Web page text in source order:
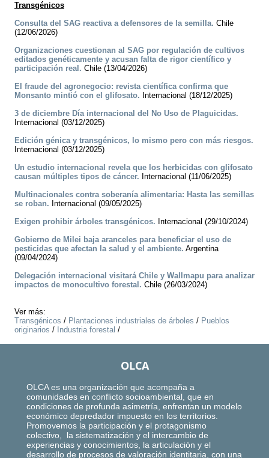
Transgénicos
Consulta del SAG reactiva a defensores de la semilla. Chile
(12/06/2026)
Organizaciones cuestionan al SAG por regulación de cultivos
editados genéticamente y acusan falta de rigor científico y
participación real. Chile (13/04/2026)
El fraude del agronegocio: revista científica confirma que
Monsanto mintió con el glifosato. Internacional (18/12/2025)
3 de diciembre Día internacional del No Uso de Plaguicidas.
Internacional (03/12/2025)
Edición génica y transgénicos, lo mismo pero con más riesgos.
Internacional (03/12/2025)
Un estudio internacional revela que los herbicidas con glifosato
causan múltiples tipos de cáncer. Internacional (11/06/2025)
Multinacionales contra soberanía alimentaria: Hasta las semillas
se roban. Internacional (09/05/2025)
Exigen prohibir árboles transgénicos. Internacional (29/10/2024)
Gobierno de Milei baja aranceles para beneficiar el uso de
pesticidas que afectan la salud y el ambiente. Argentina
(09/04/2024)
Delegación internacional visitará Chile y Wallmapu para analizar
impactos de monocultivo forestal. Chile (26/03/2024)
Ver más:
Transgénicos / Plantaciones industriales de árboles / Pueblos
originarios / Industria forestal /
OLCA
OLCA es una organización que acompaña a
comunidades en conflicto socioambiental, que en
condiciones de profunda asimetría, enfrentan un modelo
económico depredador impuesto en los territorios.
Promovemos la participación y el protagonismo
colectivo, la sistematización y el intercambio de
experiencias y conocimientos, la articulación y el
desarrollo de procesos de valoración identitaria, con una